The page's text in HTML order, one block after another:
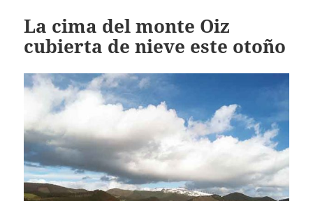
La cima del monte Oiz
cubierta de nieve este otoño